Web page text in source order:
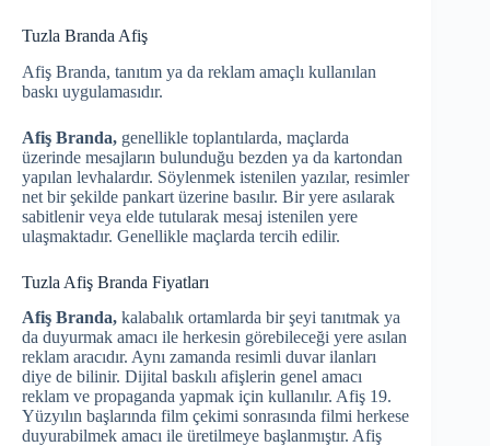
Tuzla Branda Afiş
Afiş Branda, tanıtım ya da reklam amaçlı kullanılan
baskı uygulamasıdır.
Afiş Branda, genellikle toplantılarda, maçlarda
üzerinde mesajların bulunduğu bezden ya da kartondan
yapılan levhalardır. Söylenmek istenilen yazılar, resimler
net bir şekilde pankart üzerine basılır. Bir yere asılarak
sabitlenir veya elde tutularak mesaj istenilen yere
ulaşmaktadır. Genellikle maçlarda tercih edilir.
Tuzla Afiş Branda Fiyatları
Afiş Branda, kalabalık ortamlarda bir şeyi tanıtmak ya
da duyurmak amacı ile herkesin görebileceği yere asılan
reklam aracıdır. Aynı zamanda resimli duvar ilanları
diye de bilinir. Dijital baskılı afişlerin genel amacı
reklam ve propaganda yapmak için kullanılır. Afiş 19.
Yüzyılın başlarında film çekimi sonrasında filmi herkese
duyurabilmek amacı ile üretilmeye başlanmıştır. Afiş